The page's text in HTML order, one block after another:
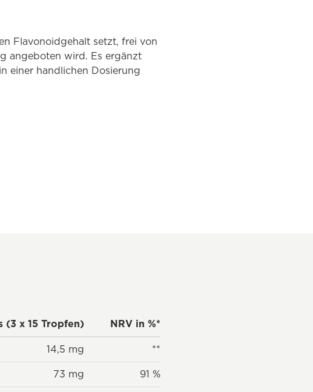
Flavonoidgehalt setzt, frei von
angeboten wird. Es ergänzt
einer handlichen Dosierung
(3 x 15 Tropfen) NRV in %*
14,5 mg **
73 mg 91 %